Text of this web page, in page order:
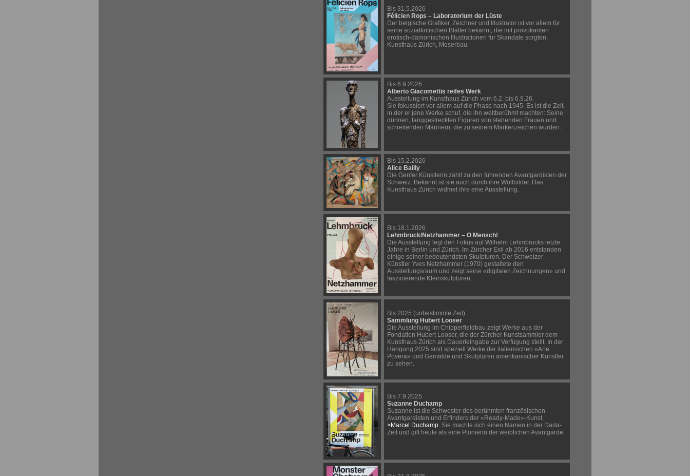
Bis 31.5.2026
Félicien Rops – Laboratorium der Lüste
Der belgische Grafiker, Zeichner und Illustrator ist vor allem für
seine sozialkritischen Blätter bekannt, die mit provokanten
erotisch-dämonischen Illustrationen für Skandale sorgten.
Kunsthaus Zürich, Moserbau.
Bis 6.9.2026
Alberto Giacomettis reifes Werk
Ausstellung im Kunsthaus Zürich vom 6.2. bis 6.9.26.
Sie fokussiert vor allem auf die Phase nach 1945. Es ist die Zeit,
in der er jene Werke schuf, die ihn weltberühmt machten: Seine
dünnen, langgestreckten Figuren von stehenden Frauen und
schreitenden Männern, die zu seinem Markenzeichen wurden.
Bis 15.2.2026
Alice Bailly
Die Genfer Künstlerin zählt zu den führenden Avantgardisten der
Schweiz. Bekannt ist sie auch durch ihre Wollbilder. Das
Kunsthaus Zürich widmet ihre eine Ausstellung.
Bis 18.1.2026
Lehmbruck/Netzhammer – O Mensch!
Die Ausstellung legt den Fokus auf Wilhelm Lehmbrucks letzte
Jahre in Berlin und Zürich. Im Zürcher Exil ab 2016 entstanden
einige seiner bedeutendsten Skulpturen. Der Schweizer
Künstler Yves Netzhammer (1970) gestaltete den
Ausstellungsraum und zeigt seine «digitalen Zeichnungen» und
faszinierende Kleinskulpturen.
Bis 2025 (unbestimmte Zeit)
Sammlung Hubert Looser
Die Ausstellung im Chipperfieldbau zeigt Werke aus der
Fondation Hubert Looser, die der Zürcher Kunstsammler dem
Kunsthaus Zürich als Dauerleihgabe zur Verfügung stellt. In der
Hängung 2025 sind speziell Werke der italienischen «Arte
Povera» und Gemälde und Skulpturen amerikanischer Künstler
zu sehen.
Bis 7.9.2025
Suzanne Duchamp
Suzanne ist die Schwester des berühmten französischen
Avantgardisten und Erfinders der «Ready-Made»-Kunst,
>Marcel Duchamp. Sie machte sich einen Namen in der Dada-
Zeit und gilt heute als eine Pionierin der weiblichen Avantgarde.